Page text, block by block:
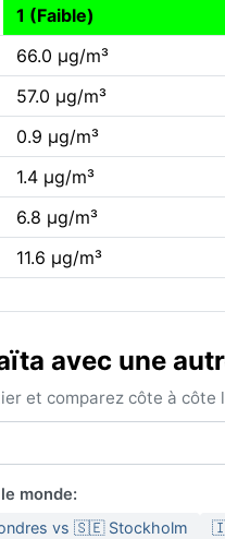
1 (Faible)
66.0 µg/m³
57.0 µg/m³
0.9 µg/m³
1.4 µg/m³
6.8 µg/m³
11.6 µg/m³
avec une
et comparez côte à
monde:
vs 🇸🇪 Stockholm